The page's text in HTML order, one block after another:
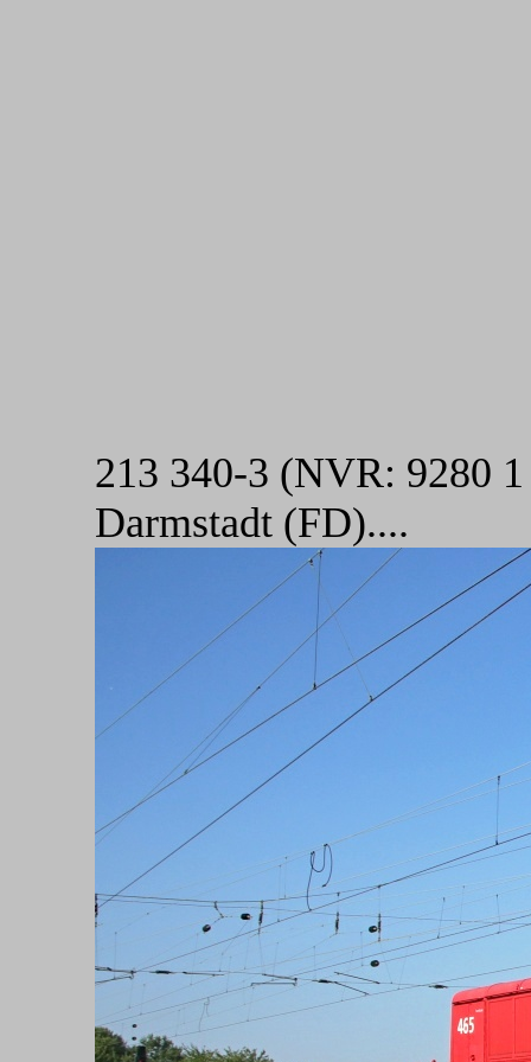
213 340-3 (NVR: 9280
Darmstadt (FD)....